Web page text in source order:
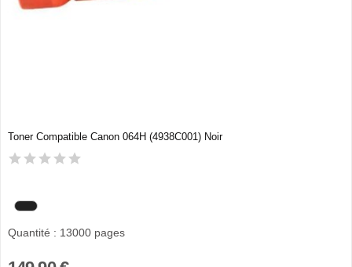
Toner Compatible Canon 064H (4938C001) Noir
Quantité : 13000 pages